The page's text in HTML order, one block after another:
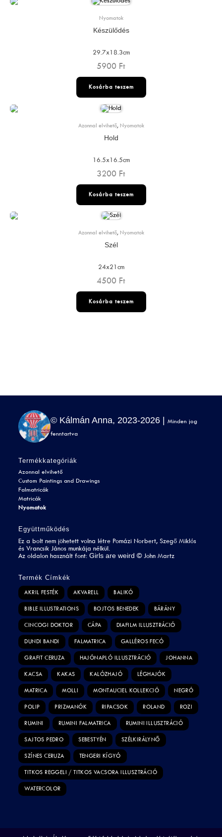
Nyomatok
Készülődés
29.7x18.3cm
5900 Ft
Kosárba teszem
Azonnal elvihető, Nyomatok
Hold
16.5x16.5cm
3200 Ft
Kosárba teszem
Azonnal elvihető, Nyomatok
Szél
24x21cm
4500 Ft
Kosárba teszem
© Kálmán Anna, 2023-2026 |Minden jog
fenntartva
Termékkategóriák
Azonnal elvihető
Custom Paintings and Drawings
Falmatricák
Matricák
Nyomatok
Együttműködés
Ez a bolt nem jöhetett volna létre Pomázi Norbert, Szegő Miklós
és Vrancsik János munkája nélkül.
Az oldalon használt font:Girls are weird ©John Martz
Termék Címkék
AKRIL FESTÉK AKVARELL BALIKÓ
BIBLE ILLUSTRATIONS BOJTOS BENEDEK BÁRÁNY
CINCOGI DOKTOR CÁPA DIAFILM ILLUSZTRÁCIÓ
DUNDI BANDI FALMATRICA GALLÉROS FECÓ
GRAFIT CERUZA HAJÓNAPLÓ ILLUSZTRÁCIÓ JOHANNA
KACSA KAKAS KALÓZHAJÓ LÉGHAJÓK
MATRICA MOLLI MONTAUCIEL KOLLEKCIÓ NEGRÓ
POLIP PRIZMANÓK RIPACSOK ROLAND ROZI
RUMINI RUMINI FALMATRICA RUMINI ILLUSZTRÁCIÓ
SAJTOS PEDRO SEBESTYÉN SZÉLKIRÁLYNŐ
SZÍNES CERUZA TENGERI KÍGYÓ
TITKOS REGGELI / TITKOS VACSORA ILLUSZTRÁCIÓ
WATERCOLOR